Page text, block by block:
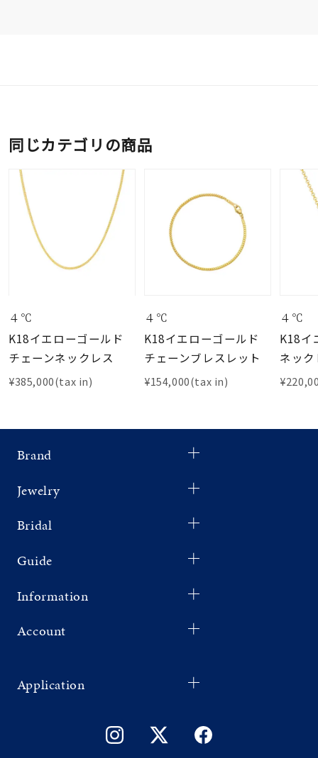
同じカテゴリの商品
４℃
K18イエローゴールド
チェーンネックレス
¥385,000(tax in)
４℃
K18イエローゴールド
チェーンブレスレット
¥154,000(tax in)
４℃
K18イ
ネッ
Brand
Jewelry
Bridal
Guide
Information
Account
Application